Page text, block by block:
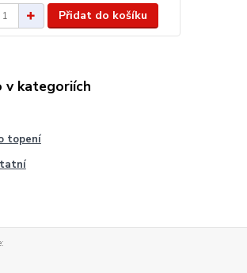
Přidat do košíku
v kategoriích
topení
platby on-line: